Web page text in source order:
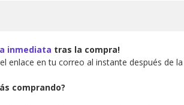
inmediata tras la compra!
enlace en tu correo al instante después de
comprando?